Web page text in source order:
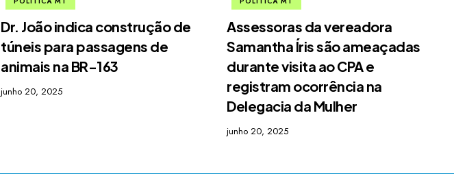
Dr. João indica construção de
túneis para passagens de
animais na BR-163
junho 20, 2025
Assessoras da vereadora
Samantha Íris são ameaçadas
durante visita ao CPA e
registram ocorrência na
Delegacia da Mulher
junho 20, 2025